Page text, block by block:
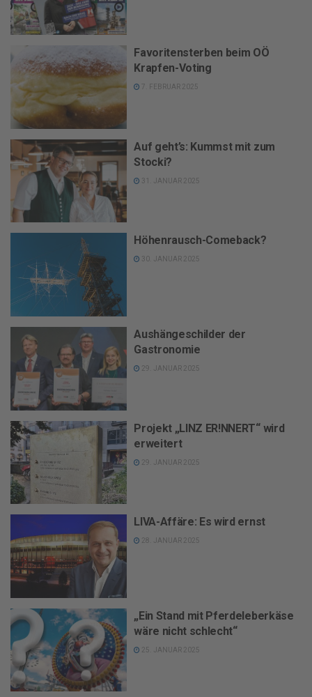
Favoritensterben beim OÖ
Krapfen-Voting
7. FEBRUAR 2025
Auf geht’s: Kummst mit zum
Stocki?
31. JANUAR 2025
Höhenrausch-Comeback?
30. JANUAR 2025
Aushängeschilder der
Gastronomie
29. JANUAR 2025
Projekt „LINZ ER!NNERT“ wird
erweitert
29. JANUAR 2025
LIVA-Affäre: Es wird ernst
28. JANUAR 2025
„Ein Stand mit Pferdeleberkäse
wäre nicht schlecht“
25. JANUAR 2025